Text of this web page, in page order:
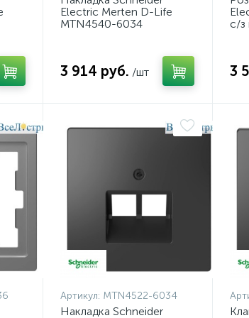
Electric Merten D-Life
MTN4540-6034
3 914 руб. /шт
с/з
3
Артикул: MTN4522-6034
Накладка Schneider